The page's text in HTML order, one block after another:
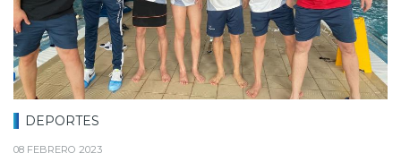
DEPORTES
08 FEBRERO 2023